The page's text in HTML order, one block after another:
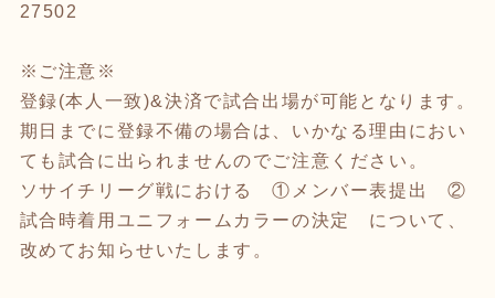
27502
※ご注意※
登録(本人一致)&決済で試合出場が可能となります。
期日までに登録不備の場合は、いかなる理由におい
ても試合に出られませんのでご注意ください。
ソサイチリーグ戦における ①メンバー表提出 ②
試合時着用ユニフォームカラーの決定 について、
改めてお知らせいたします。